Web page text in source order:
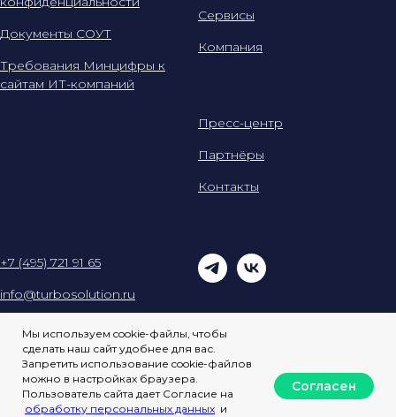
Документы СОУТ
Требования Минцифры к
сайтам ИТ-компаний
Сервисы
Компания
Пресс-центр
Партнёры
Контакты
+7 (495) 721 91 65
info@turbosolution.ru
Мы используем cookie-файлы, чтобы
сделать наш сайт удобнее для вас.
Запретить использование cookie-файлов
можно в настройках браузера.
Пользователь сайта дает Согласие на
обработку персональных данных и
Согласен